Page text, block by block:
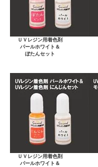
ＵＶレジン用着色剤
パールホワイト＆
ぼたんセット
ＵＶレジン用着色剤
パールホワイト＆